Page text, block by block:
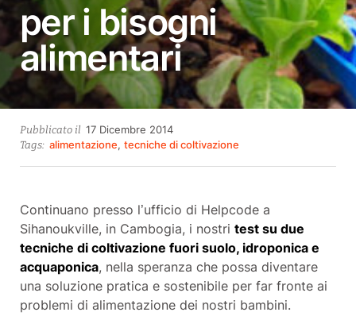
per i bisogni
alimentari
Pubblicato il 17 Dicembre 201423
Settembre
Tags: alimentazione,tecniche di coltivazione
Continuano presso l’ufficio di Helpcode a
Sihanoukville, in Cambogia, i nostri test su due
tecniche di coltivazione fuori suolo, idroponica e
acquaponica, nella speranza che possa diventare
una soluzione pratica e sostenibile per far fronte ai
problemi di alimentazione dei nostri bambini.